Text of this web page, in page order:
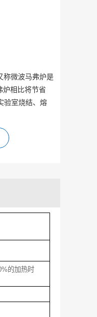
称微波马弗炉是
炉相比将节省
验室烧结、熔
的加热时